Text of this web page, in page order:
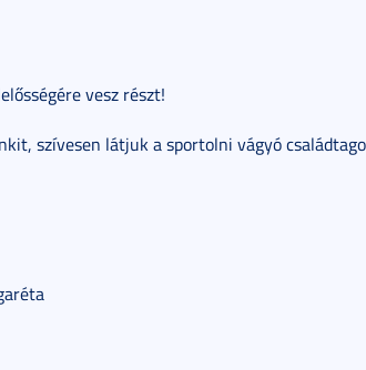
vesz részt!
szívesen látjuk a sportolni vágyó